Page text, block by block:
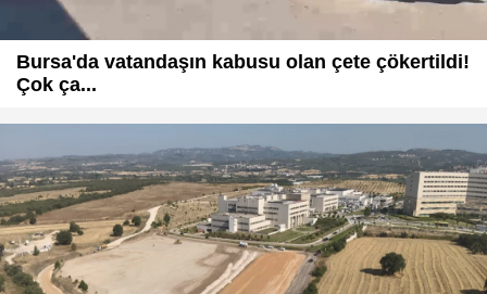
Bursa'da vatandaşın kabusu olan çete çökertildi!
Çok ça...